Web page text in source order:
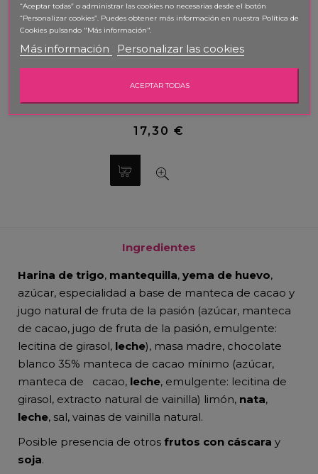
Panettone tradicional
17,30 €
Ingredientes
Harina de trigo, mantequilla, yema de huevo,
azúcar, especialidad a base de manteca de cacao y
jugo natural de fruta de la pasión (azúcar, manteca
de cacao, jugo de fruta de la pasión, emulgente:
lecitina de girasol, leche), masa madre, chocolate
blanco 35% manteca de cacao mínimo (azúcar,
manteca de
cacao, leche, emulgente: lecitina de
girasol, extracto natural de vainilla) limón, nata,
leche, sal, vainas de vainilla natural.
Posible presencia de otros frutos con cáscara y
soja.
“Aceptar todas” o administrar las cookies no necesarias desde el botón
“Personalizar cookies”. Puedes obtener más información en nuestra Política de
Cookies pulsando "Más información".
Más información Personalizar las cookies
ACEPTAR TODAS